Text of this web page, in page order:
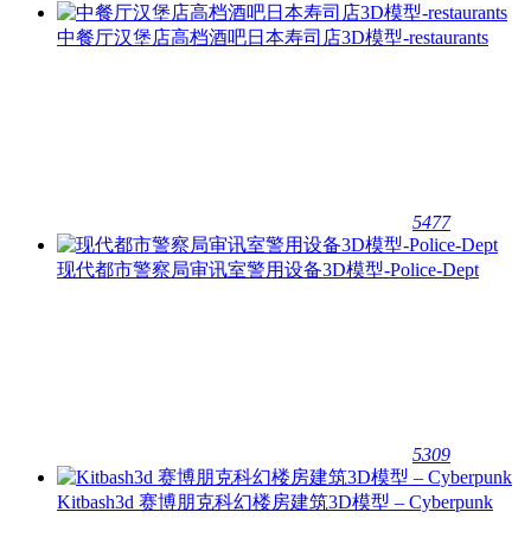
中餐厅汉堡店高档酒吧日本寿司店3D模型-restaurants
5477
现代都市警察局审讯室警用设备3D模型-Police-Dept
5309
Kitbash3d 赛博朋克科幻楼房建筑3D模型 – Cyberpunk